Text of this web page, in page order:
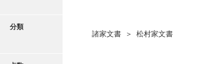
分類
諸家文書 ＞ 松村家文書